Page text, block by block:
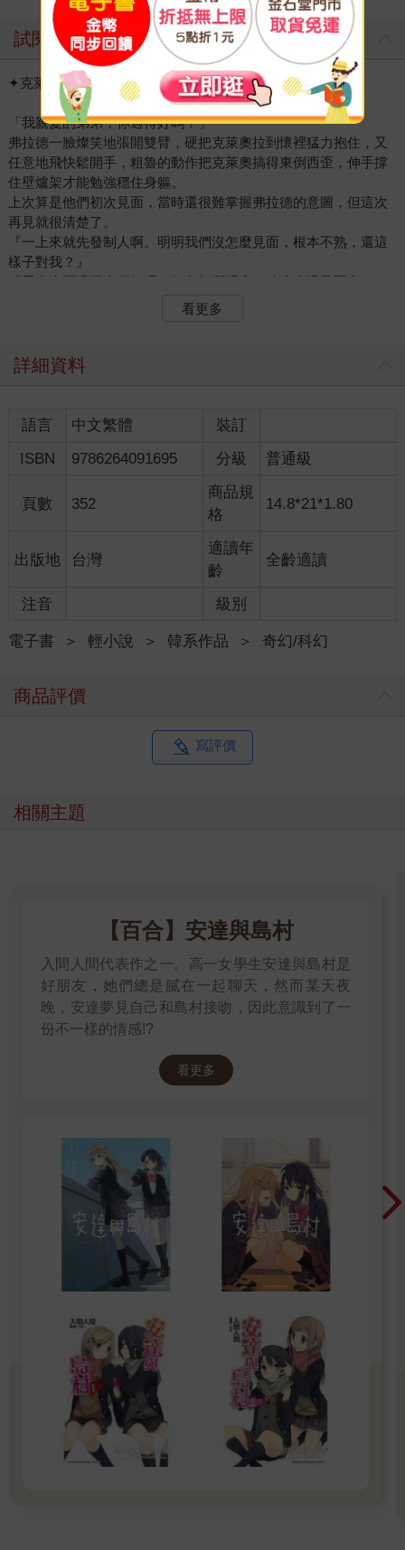
試閱
✦克萊奧．阿塞爾？
「我親愛的弟弟，你過得好嗎？」
弗拉德一臉燦笑地張開雙臂，硬把克萊奧拉到懷裡猛力抱住，又
任意地飛快鬆開手，粗魯的動作把克萊奧搞得東倒西歪，伸手撐
住壁爐架才能勉強穩住身軀。
上次算是他們初次見面，當時還很難掌握弗拉德的意圖，但這次
再見就很清楚了。
『一上來就先發制人啊。明明我們沒怎麼見面，根本不熟，還這
樣子對我？』
「看來大哥過得也很好呢，氣色紅潤明亮，臉皮光滑又緊實。」
克萊奧用挖苦意味十足的語氣說道，無非是在說「你好意思呢，
「今年特別寒冷，大哥沒有感冒真是太好了。父親身體還好
比倫德因溫暖多了，所以父親的狀況還算好些。首都這邊的事，
「原來如此，辛苦大哥了。」
業重心轉移到科爾福斯。他在結婚前一直都住在倫德因，難道會
因為冷就不回首都工作嗎？克萊奧認為這是他打算將事業傳給大
『可是他幹嘛現在才跑來跟我炫耀這種事？』
坎頓夫人端過來的茶水已經逐漸冷掉，兩個人依然碰都沒有碰。
大概是因為這裡不在吉迪恩的 視線範圍內，弗拉德認為沒必要假
自然也沒必要演出兄友弟恭這一套。
萊奧完全猜不到裡面裝了什麼。
一位技術官員來到倫德因，想用『魔石』紅寶石交換最新型的以
太電池，他就立即讓我搭特快列車過來。」
明顯——要我把這個帶給你。」 弗拉德毫不遲疑地打開箱子的鎖
〖約定〗訊息的光照亮了那些閃著光澤的無數顆寶石切面。「魔
石」紅寶石的色澤非常鮮艷。克萊奧認得這種魔石。
『進入「記憶之界」前，澤貝迪教授借我的手環上也有一個指甲
般大小的「魔石」紅寶石。』
即便是那麼小的魔石，嵌入【禦寒】的術式之後也變得相當溫
暖。所以，以這一箱魔石的數量來看，大概做上好幾張大型發熱
墊也綽綽有餘。
雖然這個寶物的確非常誘人，但克萊奧仍強壓下心頭的衝動，把
微微顫抖的手乖乖放回膝上。
裡都通用的根本法則。就連作者賦予自己的能力，也是為了要他
維持這個世界的運作。
『神都這樣了，更何況是這個看起來性格很糟的人給的東西？這
弗拉德一臉驚訝，觀察著碰都不碰魔石的克萊奧。克萊奧無視那
道審視自己的目光，神色自若地開口說：
「雖然我不是很清楚魔石的市場行情，但它們真的太貴重，不管
是用來轉製為我個人的保暖裝備，還是拿去當學生用的實驗材料
消耗掉，都太浪費了，而且量也太多，我感覺不太合適收下。」
「家人之間幹嘛那麼客氣。父親雖然話不多，但他真的很擔心
你。而既然這是他放在心上的事，自然也就是我的事。」
克萊奧瞇起眼，觀察弗拉德臉上的虛偽笑容，以及和他的笑完全
不相稱的冷冽眼神。即使是這一刻，弗拉德也在檢視著克萊奧的
一舉一動。
『還真是愛惜家人呢。』
克萊奧很清楚，就算是同一對父母生下來的，也不是所有的手足
之間都會珍視彼此。比陌生人還疏遠的兄弟根本多不勝數。
看更多
詳細資料
語言 中文繁體
裝訂
ISBN
9786264091695 分級 普通級
頁數 352
商品規
格
14.8*21*1.80
出版地 台灣
適讀年
齡
全齡適讀
注音 級別
電子書 ＞ 輕小說 ＞ 韓系作品 ＞ 奇幻/科幻
商品評價
寫評價
相關主題
【百合】安達與島村
入間人間代表作之一。高一女學生安達與島村是
好朋友，她們總是膩在一起聊天，然而某天夜
晚，安達夢見自己和島村接吻，因此意識到了一
份不一樣的情感!?
看更多